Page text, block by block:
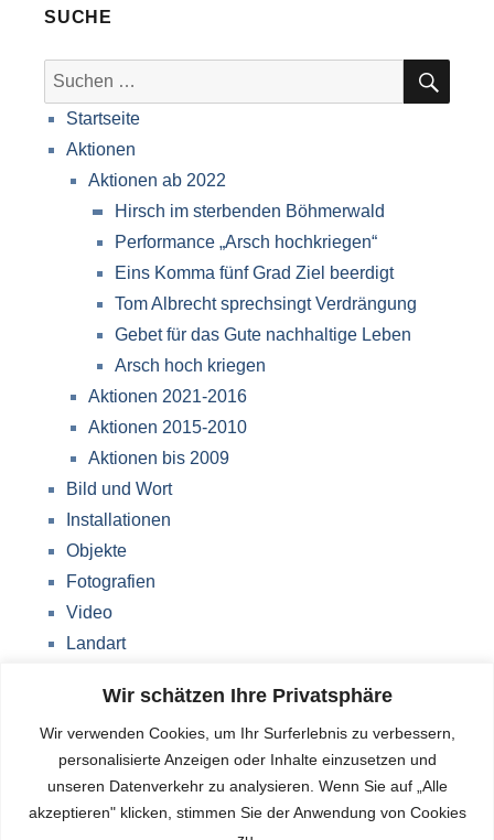
Wir schätzen Ihre Privatsphäre
Wir verwenden Cookies, um Ihr Surferlebnis zu verbessern,
personalisierte Anzeigen oder Inhalte einzusetzen und
unseren Datenverkehr zu analysieren. Wenn Sie auf „Alle
akzeptieren" klicken, stimmen Sie der Anwendung von Cookies
SUCHE
Suche
nach:
Startseite
Aktionen
Aktionen ab 2022
Hirsch im sterbenden Böhmerwald
Performance „Arsch hochkriegen“
Eins Komma fünf Grad Ziel beerdigt
Tom Albrecht sprechsingt Verdrängung
Gebet für das Gute nachhaltige Leben
Arsch hoch kriegen
Aktionen 2021-2016
Aktionen 2015-2010
Aktionen bis 2009
Bild und Wort
Installationen
Objekte
Fotografien
Video
Landart
Über mich
Impressum
Datenschutzerklärung
Blog